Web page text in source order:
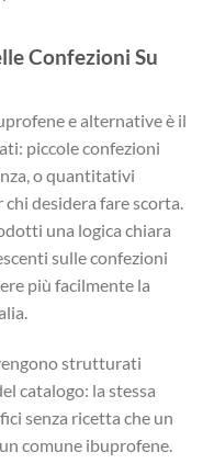
Confezioni Su
e alternative è il
piccole confezioni
o quantitativi
desidera fare scorta.
una logica chiara
sulle confezioni
più facilmente la
strutturati
catalogo: la stessa
senza ricetta che un
comune ibuprofene.